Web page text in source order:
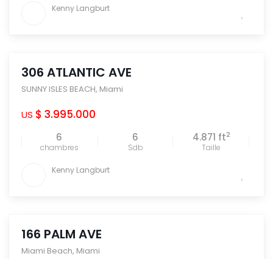
Kenny Langburt
306 ATLANTIC AVE
SUNNY ISLES BEACH, Miami
US $ 3.995.000
6
chambres
6
Sdb
4.871 ft2
Taille
Kenny Langburt
166 PALM AVE
Miami Beach, Miami